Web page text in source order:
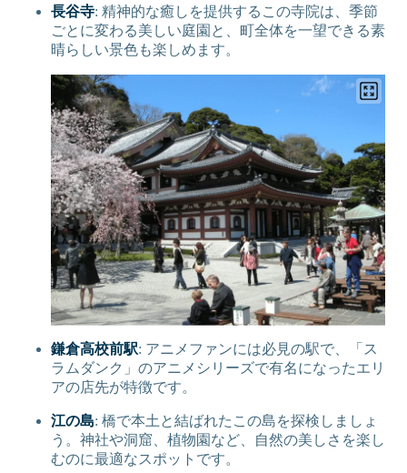
長谷寺: 精神的な癒しを提供するこの寺院は、季節
ごとに変わる美しい庭園と、町全体を一望できる素
晴らしい景色も楽しめます。
鎌倉高校前駅: アニメファンには必見の駅で、「ス
ラムダンク」のアニメシリーズで有名になったエリ
アの店先が特徴です。
江の島: 橋で本土と結ばれたこの島を探検しましょ
う。神社や洞窟、植物園など、自然の美しさを楽し
むのに最適なスポットです。